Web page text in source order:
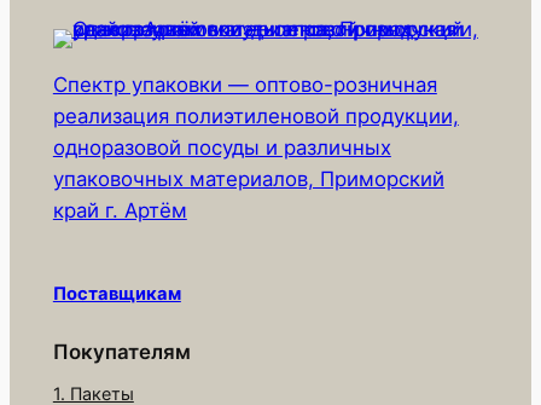
Спектр упаковки — оптово-розничная
реализация полиэтиленовой продукции,
одноразовой посуды и различных
упаковочных материалов, Приморский
край г. Артём
Поставщикам
Покупателям
1. Пакеты